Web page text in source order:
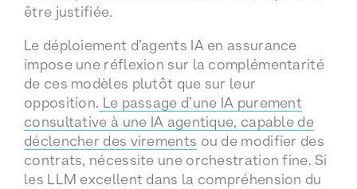
être justifiée.
Le déploiement d’agents IA en assurance
impose une réflexion sur la complémentarité
de ces modèles plutôt que sur leur
opposition. Le passage d’une IA purement
consultative à une IA agentique, capable de
déclencher des virements ou de modifier des
contrats, nécessite une orchestration fine. Si
les LLM excellent dans la compréhension du